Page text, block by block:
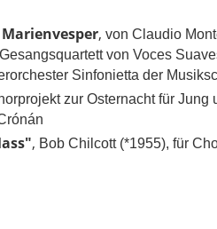
, von Claudio
von Voces
Sinfonietta der
zur Osternacht für Jung
, Bob Chilcott (*1955), für